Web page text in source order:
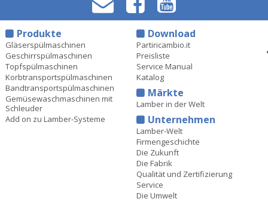
Produkte
Gläserspülmaschinen
Geschirrspülmaschinen
Topfspülmaschinen
Korbtransportspülmaschinen
Bandtransportspülmaschinen
Gemüsewaschmaschinen mit
Schleuder
Add on zu Lamber-Systeme
Download
Partiricambio.it
Preisliste
Service Manual
Katalog
Märkte
Lamber in der Welt
Unternehmen
Lamber-Welt
Firmengeschichte
Die Zukunft
Die Fabrik
Qualität und Zertifizierung
Service
Die Umwelt